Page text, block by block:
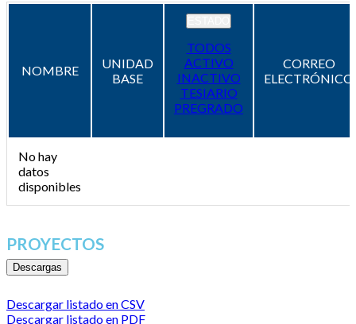
NOMBRE
UNIDAD
BASE
TODOS
ACTIVO
INACTIVO
TESIARIO
PREGRADO
CORREO
ELECTRÓNICO
No hay
datos
disponibles
PROYECTOS
Descargas
Descargar listado en CSV
Descargar listado en PDF